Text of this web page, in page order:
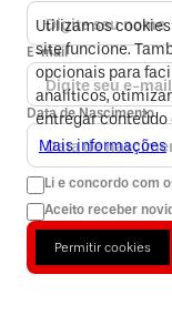
Utilizamos
site funcione.
opcionais para
analíticos,
entregar conteúdo
Mais informações
Permitir cookies
E-mail
Data de Nascimento
Li e concordo com
Aceito receber
EMPRESA
FORMAS DE
2026 © Copyright
Endereço: Rua André